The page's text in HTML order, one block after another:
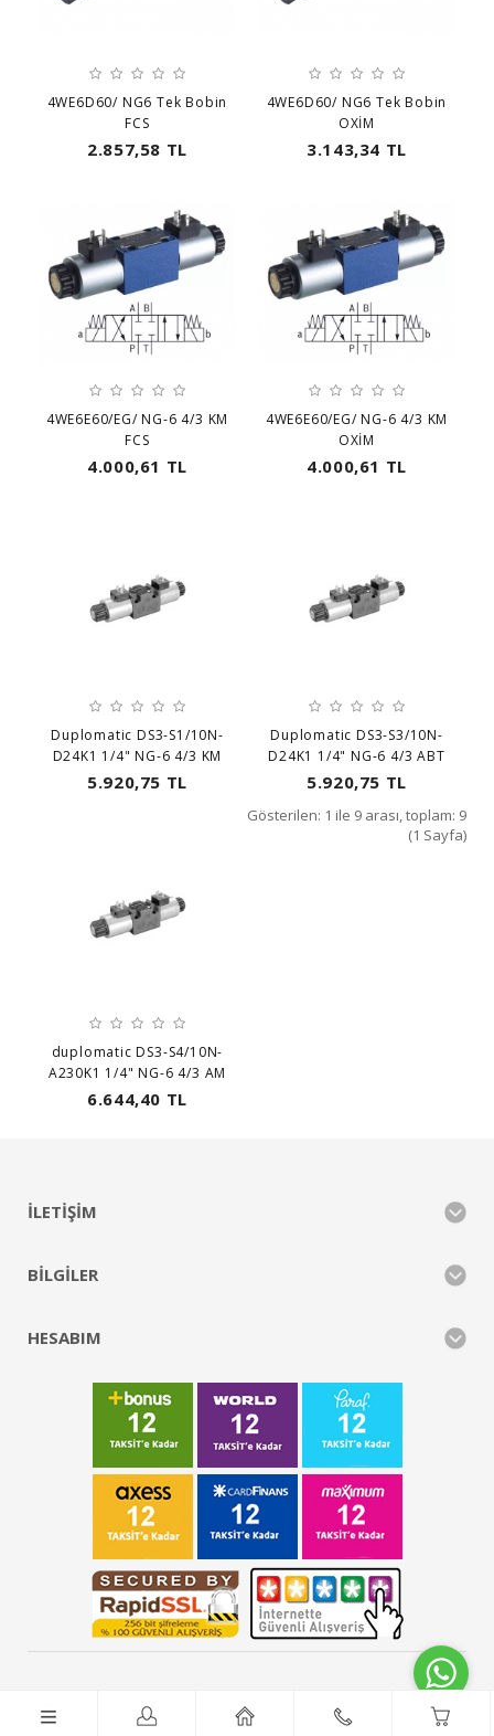
4WE6D60/ NG6 Tek Bobin
FCS
2.857,58 TL
4WE6D60/ NG6 Tek Bobin
OXİM
3.143,34 TL
4WE6E60/EG/ NG-6 4/3 KM
FCS
4.000,61 TL
4WE6E60/EG/ NG-6 4/3 KM
OXİM
4.000,61 TL
Duplomatic DS3-S1/10N-
D24K1 1/4" NG-6 4/3 KM
5.920,75 TL
Duplomatic DS3-S3/10N-
D24K1 1/4" NG-6 4/3 ABT
5.920,75 TL
duplomatic DS3-S4/10N-
A230K1 1/4" NG-6 4/3 AM
6.644,40 TL
Gösterilen: 1 ile 9 arası, toplam: 9
(1 Sayfa)
İLETIŞIM
BILGILER
HESABIM
FCS Sanayi Market © 2026 - Tüm Hakları Saklıdır.